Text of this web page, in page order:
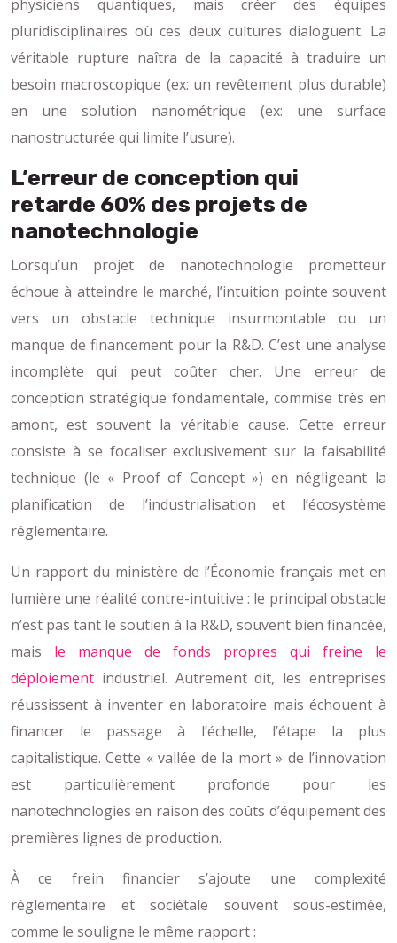
physiciens quantiques, mais créer des équipes
pluridisciplinaires où ces deux cultures dialoguent. La
véritable rupture naîtra de la capacité à traduire un
besoin macroscopique (ex: un revêtement plus durable)
en une solution nanométrique (ex: une surface
nanostructurée qui limite l’usure).
L’erreur de conception qui
retarde 60% des projets de
nanotechnologie
Lorsqu’un projet de nanotechnologie prometteur
échoue à atteindre le marché, l’intuition pointe souvent
vers un obstacle technique insurmontable ou un
manque de financement pour la R&D. C’est une analyse
incomplète qui peut coûter cher. Une erreur de
conception stratégique fondamentale, commise très en
amont, est souvent la véritable cause. Cette erreur
consiste à se focaliser exclusivement sur la faisabilité
technique (le « Proof of Concept ») en négligeant la
planification de l’industrialisation et l’écosystème
réglementaire.
Un rapport du ministère de l’Économie français met en
lumière une réalité contre-intuitive : le principal obstacle
n’est pas tant le soutien à la R&D, souvent bien financée,
mais le manque de fonds propres qui freine le
déploiement industriel. Autrement dit, les entreprises
réussissent à inventer en laboratoire mais échouent à
financer le passage à l’échelle, l’étape la plus
capitalistique. Cette « vallée de la mort » de l’innovation
est particulièrement profonde pour les
nanotechnologies en raison des coûts d’équipement des
premières lignes de production.
À ce frein financier s’ajoute une complexité
réglementaire et sociétale souvent sous-estimée,
comme le souligne le même rapport :